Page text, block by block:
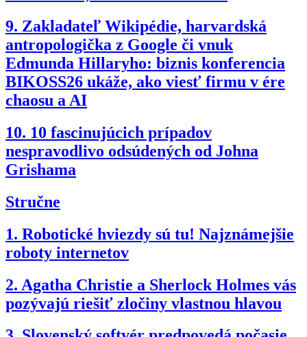
9. Zakladateľ Wikipédie, harvardská
antropologička z Google či vnuk
Edmunda Hillaryho: biznis konferencia
BIKOSS26 ukáže, ako viesť firmu v ére
chaosu a AI
10. 10 fascinujúcich prípadov
nespravodlivo odsúdených od Johna
Grishama
Stručne
1. Robotické hviezdy sú tu! Najznámejšie
roboty internetov
2. Agatha Christie a Sherlock Holmes vás
pozývajú riešiť zločiny vlastnou hlavou